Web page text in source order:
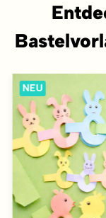
NEU